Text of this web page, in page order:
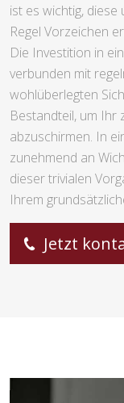
ist es wichtig,
Regel Vorzeichen
Die Investition in
verbunden mit
wohlüberlegten
Bestandteil, um Ihr
abzuschirmen. In
zunehmend an
dieser trivialen
Ihrem
Jetzt